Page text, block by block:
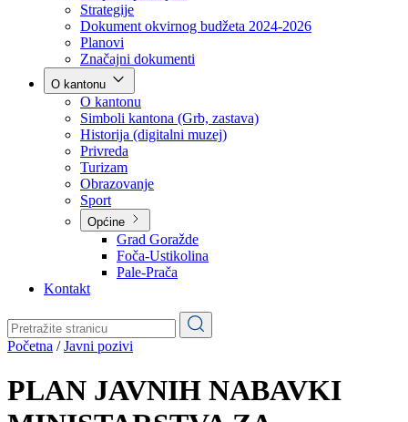
Poslovnik
Program rada Vlade
Ekspoze premijera
Strategije
Dokument okvirnog budžeta 2024-2026
Planovi
Značajni dokumenti
O kantonu
O kantonu
Simboli kantona (Grb, zastava)
Historija (digitalni muzej)
Privreda
Turizam
Obrazovanje
Općine
Pale-Prača
Kontakt
Početna/Javni pozivi